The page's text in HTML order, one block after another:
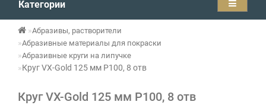
Категории
Абразивы, растворители
Абразивные материалы для покраски
Абразивные круги на липучке
Круг VX-Gold 125 мм P100, 8 отв
Круг VX-Gold 125 мм P100, 8 отв